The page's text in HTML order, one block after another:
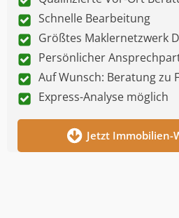
Schnelle Bearbeitung
Größtes Maklernetzwerk
Persönlicher
Auf Wunsch: Beratung zu
Express-Analyse möglich
Jetzt